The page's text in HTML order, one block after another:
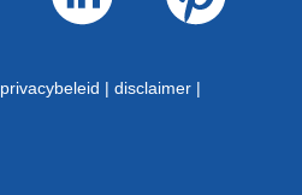
privacybeleid | disclaimer |